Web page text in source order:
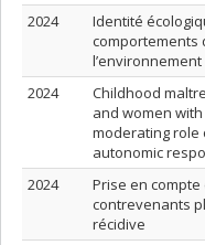
2024
Identité
comportements
l’environnement
2024
Childhood
and women
moderating role
autonomic
2024
Prise en
contrevenants
récidive